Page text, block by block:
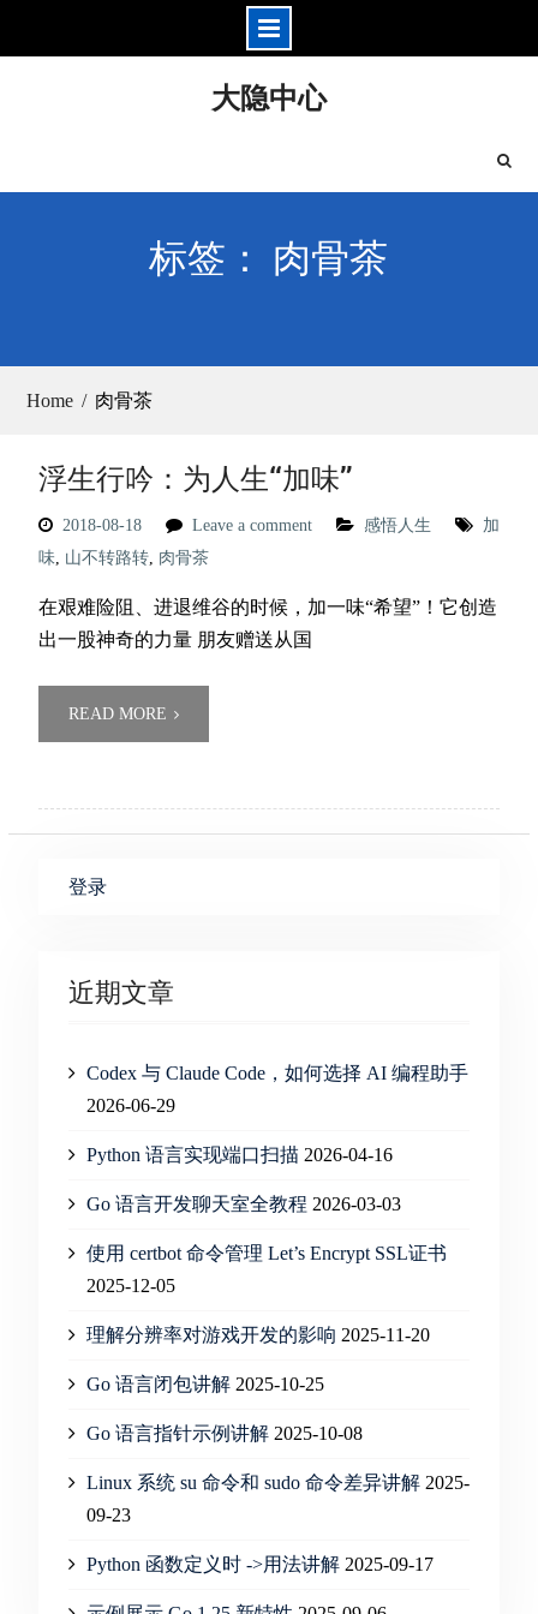
大隐中心
标签： 肉骨茶
Home 肉骨茶
浮生行吟：为人生“加味”
2018-08-18 Leave a comment 感悟人生
加
味, 山不转路转, 肉骨茶
在艰难险阻、进退维谷的时候，加一味“希望”！它创造
出一股神奇的力量 朋友赠送从国
READ MORE
登录
近期文章
Codex 与 Claude Code，如何选择 AI 编程助手
2026-06-29
Python 语言实现端口扫描 2026-04-16
Go 语言开发聊天室全教程 2026-03-03
使用 certbot 命令管理 Let’s Encrypt SSL证书
2025-12-05
理解分辨率对游戏开发的影响 2025-11-20
Go 语言闭包讲解 2025-10-25
Go 语言指针示例讲解 2025-10-08
Linux 系统 su 命令和 sudo 命令差异讲解 2025-
09-23
Python 函数定义时 ->用法讲解 2025-09-17